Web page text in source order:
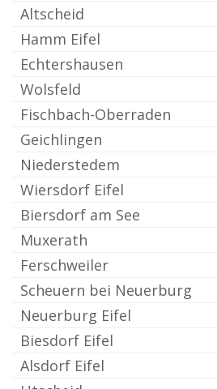
Altscheid
Hamm Eifel
Echtershausen
Wolsfeld
Fischbach-Oberraden
Geichlingen
Niederstedem
Wiersdorf Eifel
Biersdorf am See
Muxerath
Ferschweiler
Scheuern bei Neuerburg
Neuerburg Eifel
Biesdorf Eifel
Alsdorf Eifel